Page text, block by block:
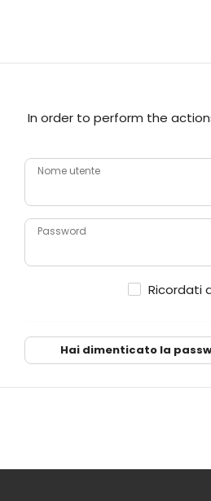
In order to perform the
Nome utente
Password
Ricordati
Hai dimenticato la